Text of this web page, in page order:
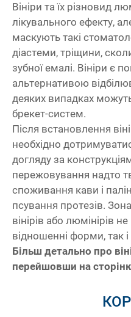
Вініри та їх різновид
лікувального ефекту,
маскують такі
діастеми, тріщини,
зубної емалі. Вініри є
альтернативою
деяких випадках
брекет-систем.
Після встановлення
необхідно
догляду за
пережовування надто
споживання кави і
псування протезів.
вінірів або люмінірів
відношенні форми, так
Більш детально про
перейшовши на